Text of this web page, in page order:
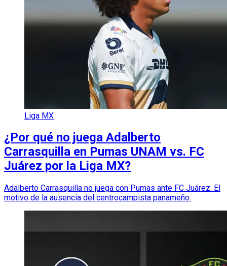
Liga MX
¿Por qué no juega Adalberto
Carrasquilla en Pumas UNAM vs. FC
Juárez por la Liga MX?
Adalberto Carrasquilla no juega con Pumas ante FC Juárez. El
motivo de la ausencia del centrocampista panameño.